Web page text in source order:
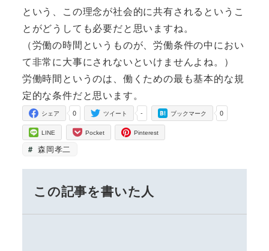
という、この理念が社会的に共有されるというこ
とがどうしても必要だと思いますね。
（労働の時間というものが、労働条件の中におい
て非常に大事にされないといけませんよね。）
労働時間というのは、働くための最も基本的な規
定的な条件だと思います。
0
シェア -
ツイート 0
ブックマーク
LINE Pocket Pinterest
森岡孝二
この記事を書いた人